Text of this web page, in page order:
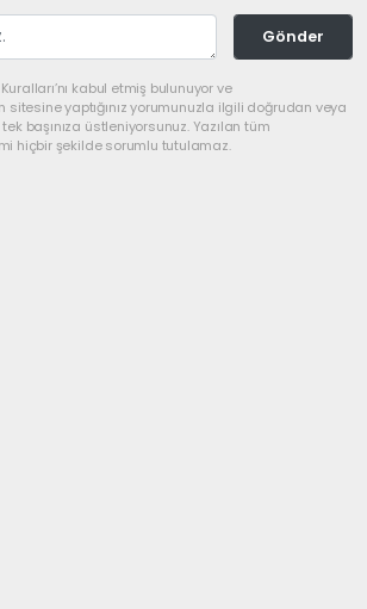
Gönder
kabul etmiş bulunuyor ve
yaptığınız yorumunuzla ilgili doğrudan veya
başınıza üstleniyorsunuz. Yazılan tüm
hiçbir şekilde sorumlu tutulamaz.